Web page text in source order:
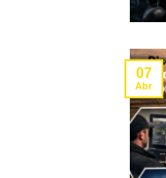
07
Abr